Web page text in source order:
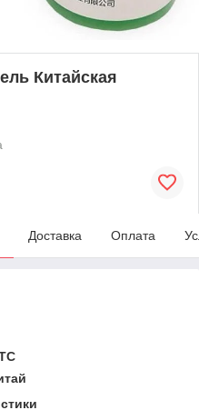
Китайская
Доставка Оплата